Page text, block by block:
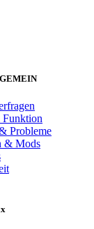
Probleme
& Mods